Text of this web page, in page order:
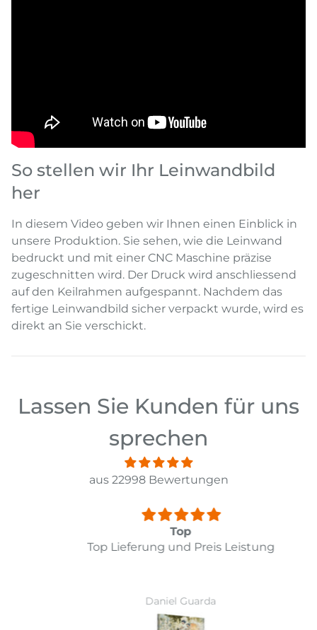
So stellen wir Ihr Leinwandbild
her
In diesem Video geben wir Ihnen einen Einblick in
unsere Produktion. Sie sehen, wie die Leinwand
bedruckt und mit einer CNC Maschine präzise
zugeschnitten wird. Der Druck wird anschliessend
auf den Keilrahmen aufgespannt. Nachdem das
fertige Leinwandbild sicher verpackt wurde, wird es
direkt an Sie verschickt.
Lassen Sie Kunden für uns
sprechen
aus 22998 Bewertungen
Top Lieferung und Preis Leistung
Daniel Guarda